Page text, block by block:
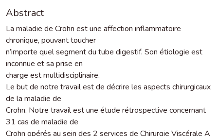
Abstract
La maladie de Crohn est une affection inflammatoire
chronique, pouvant toucher
n’importe quel segment du tube digestif. Son étiologie est
inconnue et sa prise en
charge est multidisciplinaire.
Le but de notre travail est de décrire les aspects chirurgicaux
de la maladie de
Crohn. Notre travail est une étude rétrospective concernant
31 cas de maladie de
Crohn opérés au sein des 2 services de Chirurgie Viscérale A